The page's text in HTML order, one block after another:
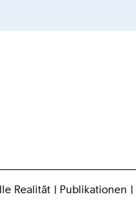
Realität Publikationen